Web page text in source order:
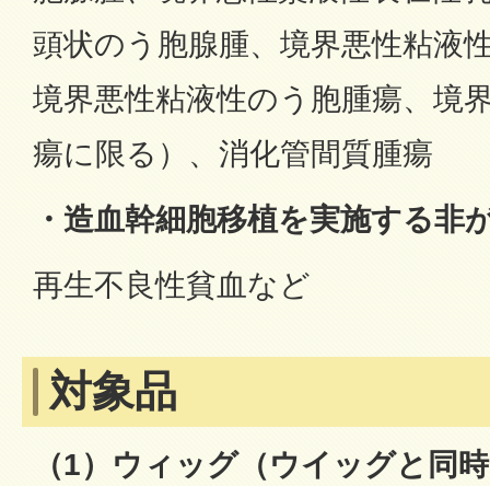
頭状のう胞腺腫、境界悪性粘液
境界悪性粘液性のう胞腫瘍、境
瘍に限る）、消化管間質腫瘍
・造血幹細胞移植を実施する非
再生不良性貧血など
対象品
（1）ウィッグ（ウイッグと同